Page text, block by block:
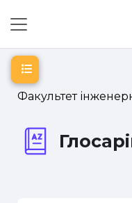
Факультет
Відкритий